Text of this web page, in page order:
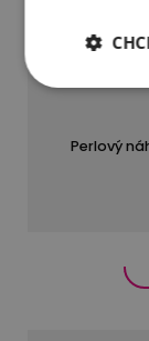
Perlový